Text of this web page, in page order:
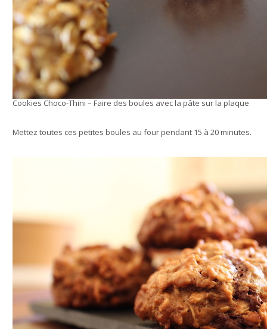
Cookies Choco-Thini – Faire des boules avec la pâte sur la plaque
Mettez toutes ces petites boules au four pendant 15 à 20 minutes.